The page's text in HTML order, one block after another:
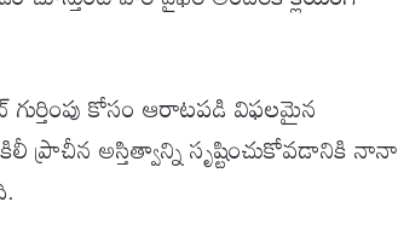
కోసం ఆరాటపడి విఫలమైన
ప్రాచీన అస్తిత్వాన్ని సృష్టించుకోవడానికి నానా